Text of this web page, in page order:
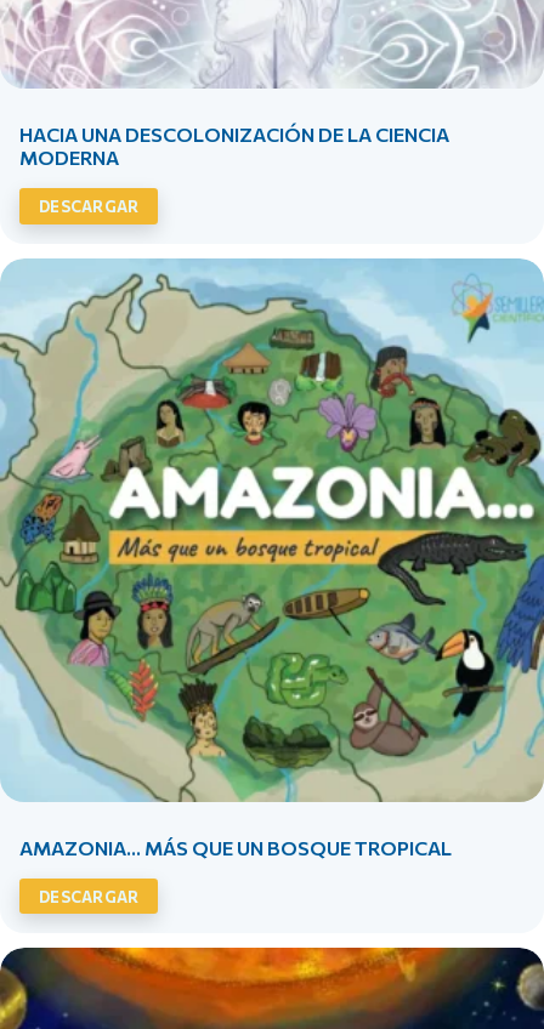
HACIA UNA DESCOLONIZACIÓN DE LA CIENCIA
MODERNA
DESCARGAR
AMAZONIA… MÁS QUE UN BOSQUE TROPICAL
DESCARGAR